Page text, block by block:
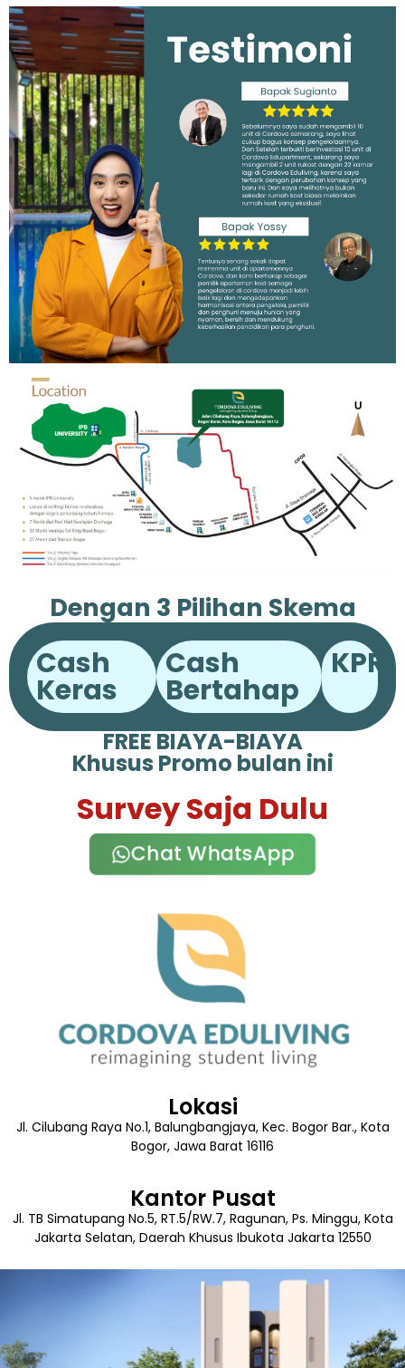
Dengan 3 Pilihan Skema
Pembayaran
Cash
Keras
Cash
Bertahap
KPR
FREE BIAYA-BIAYA
Khusus Promo bulan ini
Survey Saja Dulu
Chat WhatsApp
Lokasi
Jl. Cilubang Raya No.1, Balungbangjaya, Kec. Bogor Bar., Kota
Bogor, Jawa Barat 16116
Kantor Pusat
Jl. TB Simatupang No.5, RT.5/RW.7, Ragunan, Ps. Minggu, Kota
Jakarta Selatan, Daerah Khusus Ibukota Jakarta 12550